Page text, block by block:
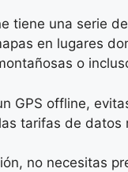
tiene una serie
en lugares
o
GPS offline,
tarifas de
no necesitas